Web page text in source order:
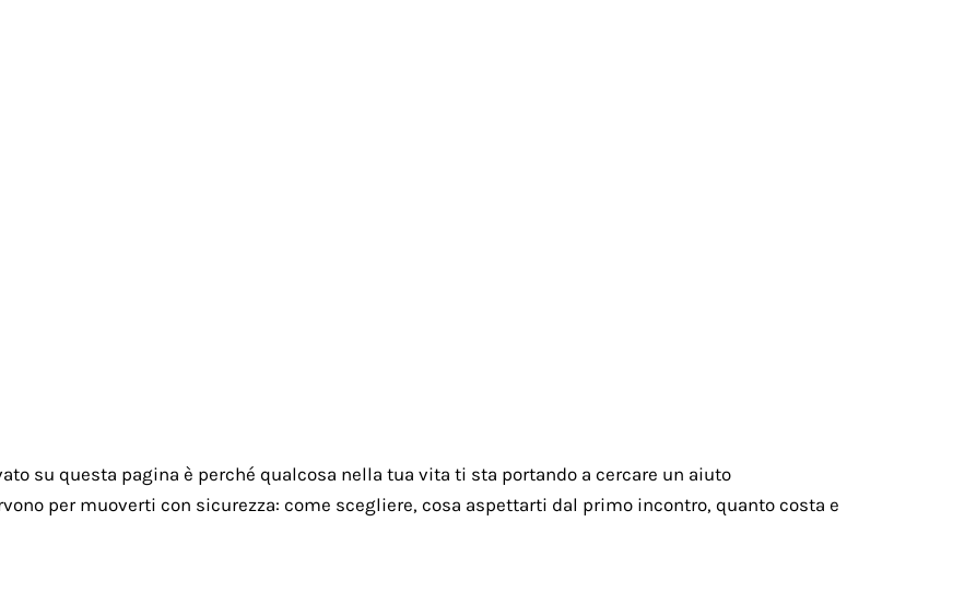
su questa pagina è perché qualcosa nella tua vita ti sta portando a cercare un aiuto
per muoverti con sicurezza: come scegliere, cosa aspettarti dal primo incontro, quanto costa e